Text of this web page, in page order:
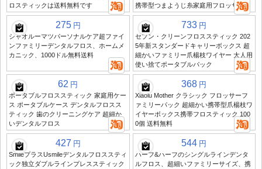
ロスティックは送料無料です
携帯型つまようじ糸家庭用フロッサー
275 円
シャオルーマツパーソナルケア超ファイ
ンファミリーデンタルフロス、ホームメ
カニック、1000ドル無料送料
733 円
セブン・クリーンフロススティック 202
5年新スタンダードキャリーボックス 超
細かいファミリー爪楊枝ワイヤー 大人用
使い捨てポータブルパック
62 円
ポータブルフロススティック 家庭用ケー
ス ポータブルケース デンタルフロスス
ティック 歯のクリーニングケア 超細か
いデンタルフロス
368 円
Xiaolu Mother クラシック フロッサーフ
ァミリーパック 超細かい携帯型爪楊枝ワ
イヤーボックス携帯フロスティック 100
0個 送料無料
427 円
SmileプラスUsmileデンタルフロススティ
ック独立ダブルラインプレススティック
544 円
ハーフ&ハーフのシングルラインデンタ
ルフロス、超細いファミリーサイズ、携